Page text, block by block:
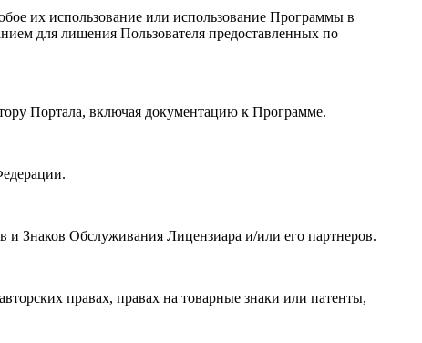
их использование или использование Программы в
для лишения Пользователя предоставленных по
Портала, включая документацию к Программе.
Знаков Обслуживания Лицензиара и/или его партнеров.
правах, правах на товарные знаки или патенты,